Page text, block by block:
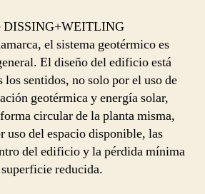
DISSING+WEITLING
el sistema geotérmico es
El diseño del edificio está
sentidos, no solo por el uso de
geotérmica y energía solar,
circular de la planta misma,
uso del espacio disponible, las
del edificio y la pérdida mínima
reducida.